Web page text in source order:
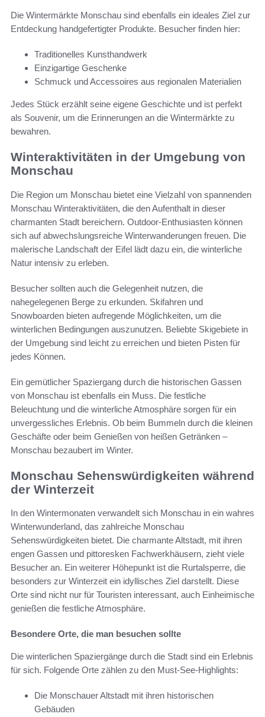
Die Wintermärkte Monschau sind ebenfalls ein ideales Ziel zur
Entdeckung handgefertigter Produkte. Besucher finden hier:
Traditionelles Kunsthandwerk
Einzigartige Geschenke
Schmuck und Accessoires aus regionalen Materialien
Jedes Stück erzählt seine eigene Geschichte und ist perfekt
als Souvenir, um die Erinnerungen an die Wintermärkte zu
bewahren.
Winteraktivitäten in der Umgebung von
Monschau
Die Region um Monschau bietet eine Vielzahl von spannenden
Monschau Winteraktivitäten, die den Aufenthalt in dieser
charmanten Stadt bereichern. Outdoor-Enthusiasten können
sich auf abwechslungsreiche Winterwanderungen freuen. Die
malerische Landschaft der Eifel lädt dazu ein, die winterliche
Natur intensiv zu erleben.
Besucher sollten auch die Gelegenheit nutzen, die
nahegelegenen Berge zu erkunden. Skifahren und
Snowboarden bieten aufregende Möglichkeiten, um die
winterlichen Bedingungen auszunutzen. Beliebte Skigebiete in
der Umgebung sind leicht zu erreichen und bieten Pisten für
jedes Können.
Ein gemütlicher Spaziergang durch die historischen Gassen
von Monschau ist ebenfalls ein Muss. Die festliche
Beleuchtung und die winterliche Atmosphäre sorgen für ein
unvergessliches Erlebnis. Ob beim Bummeln durch die kleinen
Geschäfte oder beim Genießen von heißen Getränken –
Monschau bezaubert im Winter.
Monschau Sehenswürdigkeiten während
der Winterzeit
In den Wintermonaten verwandelt sich Monschau in ein wahres
Winterwunderland, das zahlreiche Monschau
Sehenswürdigkeiten bietet. Die charmante Altstadt, mit ihren
engen Gassen und pittoresken Fachwerkhäusern, zieht viele
Besucher an. Ein weiterer Höhepunkt ist die Rurtalsperre, die
besonders zur Winterzeit ein idyllisches Ziel darstellt. Diese
Orte sind nicht nur für Touristen interessant, auch Einheimische
genießen die festliche Atmosphäre.
Besondere Orte, die man besuchen sollte
Die winterlichen Spaziergänge durch die Stadt sind ein Erlebnis
für sich. Folgende Orte zählen zu den Must-See-Highlights:
Die Monschauer Altstadt mit ihren historischen
Gebäuden